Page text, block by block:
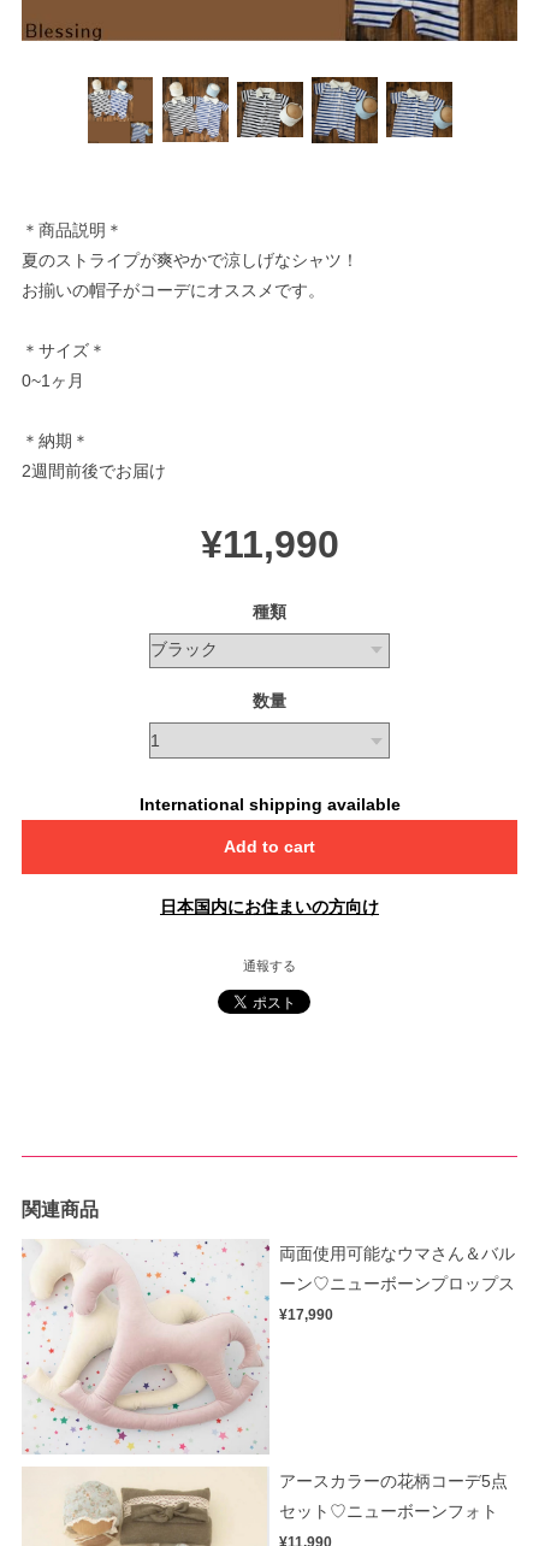
＊商品説明＊
夏のストライプが爽やかで涼しげなシャツ！
お揃いの帽子がコーデにオススメです。
＊サイズ＊
0~1ヶ月
＊納期＊
2週間前後でお届け
¥11,990
種類
数量
International shipping available
Add to cart
日本国内にお住まいの方向け
通報する
関連商品
両面使用可能なウマさん＆バル
ーン♡ニューボーンプロップス
¥17,990
アースカラーの花柄コーデ5点
セット♡ニューボーンフォト
¥11,990